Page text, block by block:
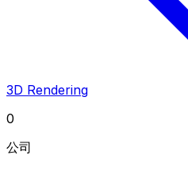
3D Rendering
0
公司